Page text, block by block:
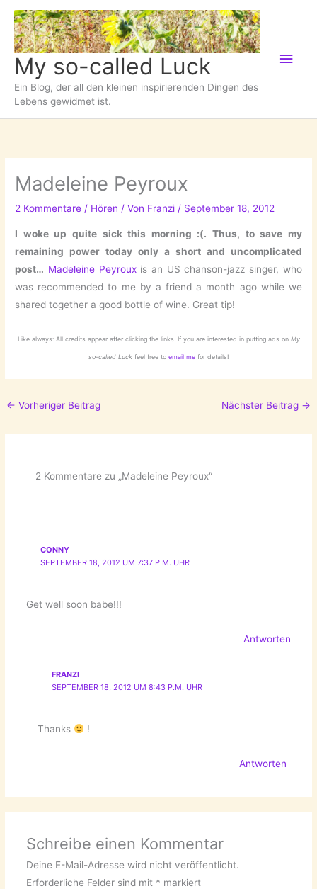
Zum
Inhalt
springen
My so-called Luck
Ein Blog, der all den kleinen inspirierenden Dingen des
Lebens gewidmet ist.
Madeleine Peyroux
2 Kommentare / Hören / Von Franzi/ September 18, 2012
I woke up quite sick this morning :(. Thus, to save my
remaining power today only a short and uncomplicated
post… Madeleine Peyroux is an US chanson-jazz singer, who
was recommended to me by a friend a month ago while we
shared together a good bottle of wine. Great tip!
Like always: All credits appear after clicking the links. If you are interested in putting ads on My
so-called Luckfeel free toemail me for details!
← Vorheriger Beitrag Nächster Beitrag →
2 Kommentare zu „Madeleine Peyroux“
CONNY
SEPTEMBER 18, 2012 UM 7:37 P.M. UHR
Get well soon babe!!!
Antworten
FRANZI
SEPTEMBER 18, 2012 UM 8:43 P.M. UHR
Thanks !
Antworten
Schreibe einen Kommentar
Deine E-Mail-Adresse wird nicht veröffentlicht.
Erforderliche Felder sind mit * markiert